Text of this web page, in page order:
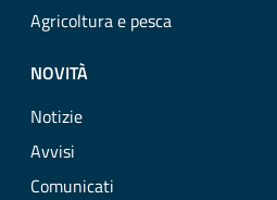
Agricoltura e pesca
NOVITÀ
Notizie
Avvisi
Comunicati